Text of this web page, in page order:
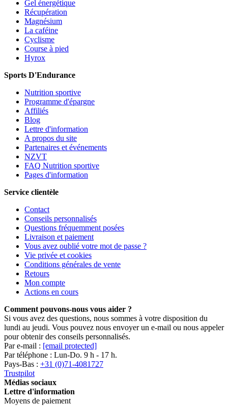
Gel énergétique
Récupération
Magnésium
La caféine
Cyclisme
Course à pied
Hyrox
Sports D'Endurance
Nutrition sportive
Programme d'épargne
Affiliés
Blog
Lettre d'information
A propos du site
Partenaires et événements
NZVT
FAQ Nutrition sportive
Pages d'information
Service clientèle
Contact
Conseils personnalisés
Questions fréquemment posées
Livraison et paiement
Vous avez oublié votre mot de passe ?
Vie privée et cookies
Conditions générales de vente
Retours
Mon compte
Actions en cours
Comment pouvons-nous vous aider ?
Si vous avez des questions, nous sommes à votre disposition du
lundi au jeudi. Vous pouvez nous envoyer un e-mail ou nous appeler
pour obtenir des conseils personnalisés.
Par e-mail : [email protected]
Par téléphone : Lun-Do. 9 h - 17 h.
Pays-Bas : +31 (0)71-4081727
Trustpilot
Médias sociaux
Lettre d'information
Moyens de paiement